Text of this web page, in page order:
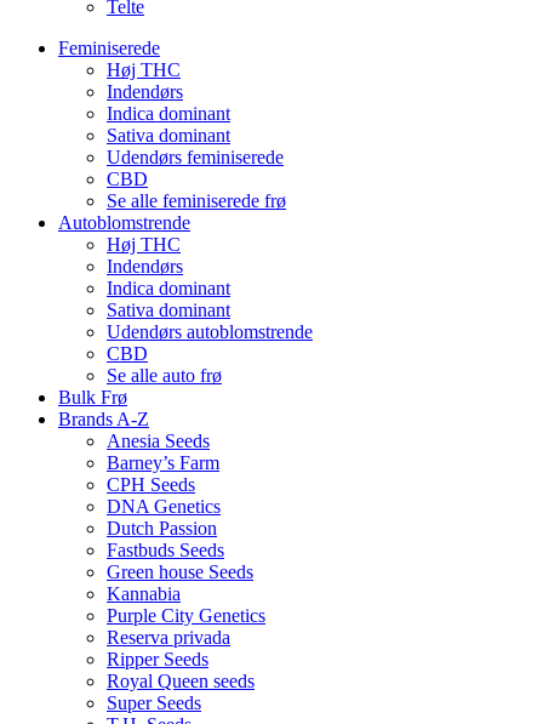
Telte
Feminiserede
Høj THC
Indendørs
Indica dominant
Sativa dominant
Udendørs feminiserede
CBD
Se alle feminiserede frø
Autoblomstrende
Høj THC
Indendørs
Indica dominant
Sativa dominant
Udendørs autoblomstrende
CBD
Se alle auto frø
Bulk Frø
Brands A-Z
Anesia Seeds
Barney’s Farm
CPH Seeds
DNA Genetics
Dutch Passion
Fastbuds Seeds
Green house Seeds
Kannabia
Purple City Genetics
Reserva privada
Ripper Seeds
Royal Queen seeds
Super Seeds